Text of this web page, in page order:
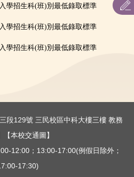
結
學招生科(班)別最低錄取標準
學招生科(班)別最低錄取標準
學招生科(班)別最低錄取標準
段129號 三民校區中科大樓三樓 教務
【本校交通圖】
12:00；13:00-17:00(例假日除外；
17:30)